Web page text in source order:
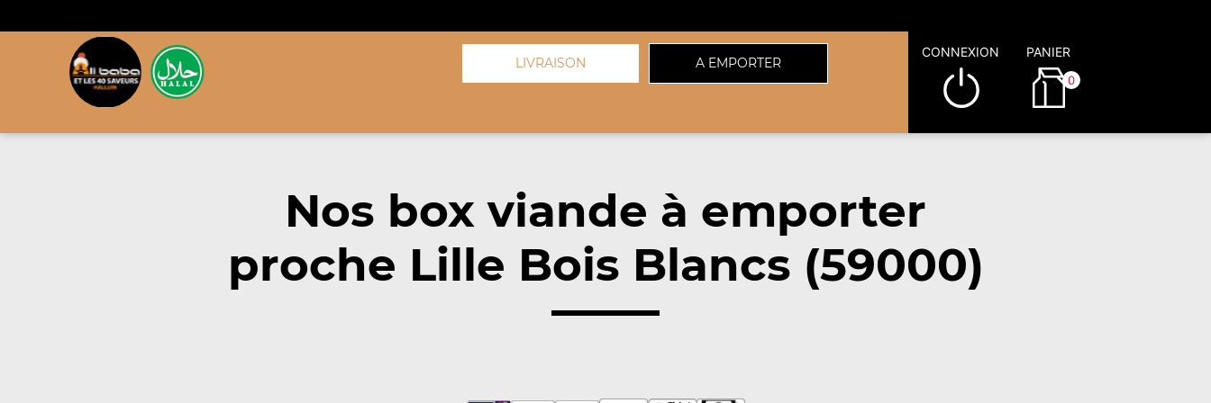
LIVRAISON A EMPORTER
CONNEXION PANIER
0
Nos box viande à emporter
proche Lille Bois Blancs (59000)